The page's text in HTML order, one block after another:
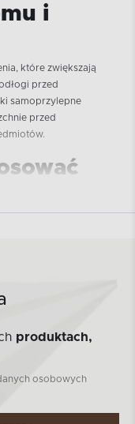
i
które zwiększają
przed
samoprzylepne
przed
widoczne
kontakt,
co jest ważne w
produktach,
osobowych